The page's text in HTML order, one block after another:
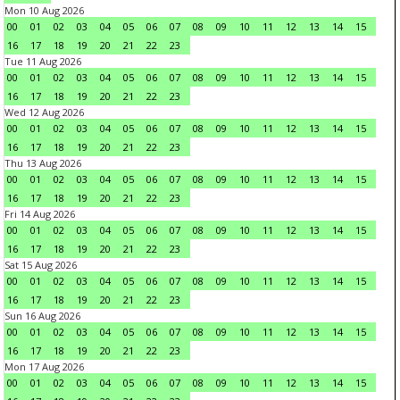
Mon 10 Aug 2026
00
01 02 03 04 05 06 07 08 09 10 11 12 13 14
15
16
17 18 19 20 21 22
23
Tue 11 Aug 2026
00
01 02 03 04 05 06 07 08 09 10 11 12 13 14
15
16
17 18 19 20 21 22
23
Wed 12 Aug 2026
00
01 02 03 04 05 06 07 08 09 10 11 12 13 14
15
16
17 18 19 20 21 22
23
Thu 13 Aug 2026
00
01 02 03 04 05 06 07 08 09 10 11 12 13 14
15
16
17 18 19 20 21 22
23
Fri 14 Aug 2026
00
01 02 03 04 05 06 07 08 09 10 11 12 13 14
15
16
17 18 19 20 21 22
23
Sat 15 Aug 2026
00
01 02 03 04 05 06 07 08 09 10 11 12 13 14
15
16
17 18 19 20 21 22
23
Sun 16 Aug 2026
00
01 02 03 04 05 06 07 08 09 10 11 12 13 14
15
16
17 18 19 20 21 22
23
Mon 17 Aug 2026
00
01 02 03 04 05 06 07 08 09 10 11 12 13 14
15